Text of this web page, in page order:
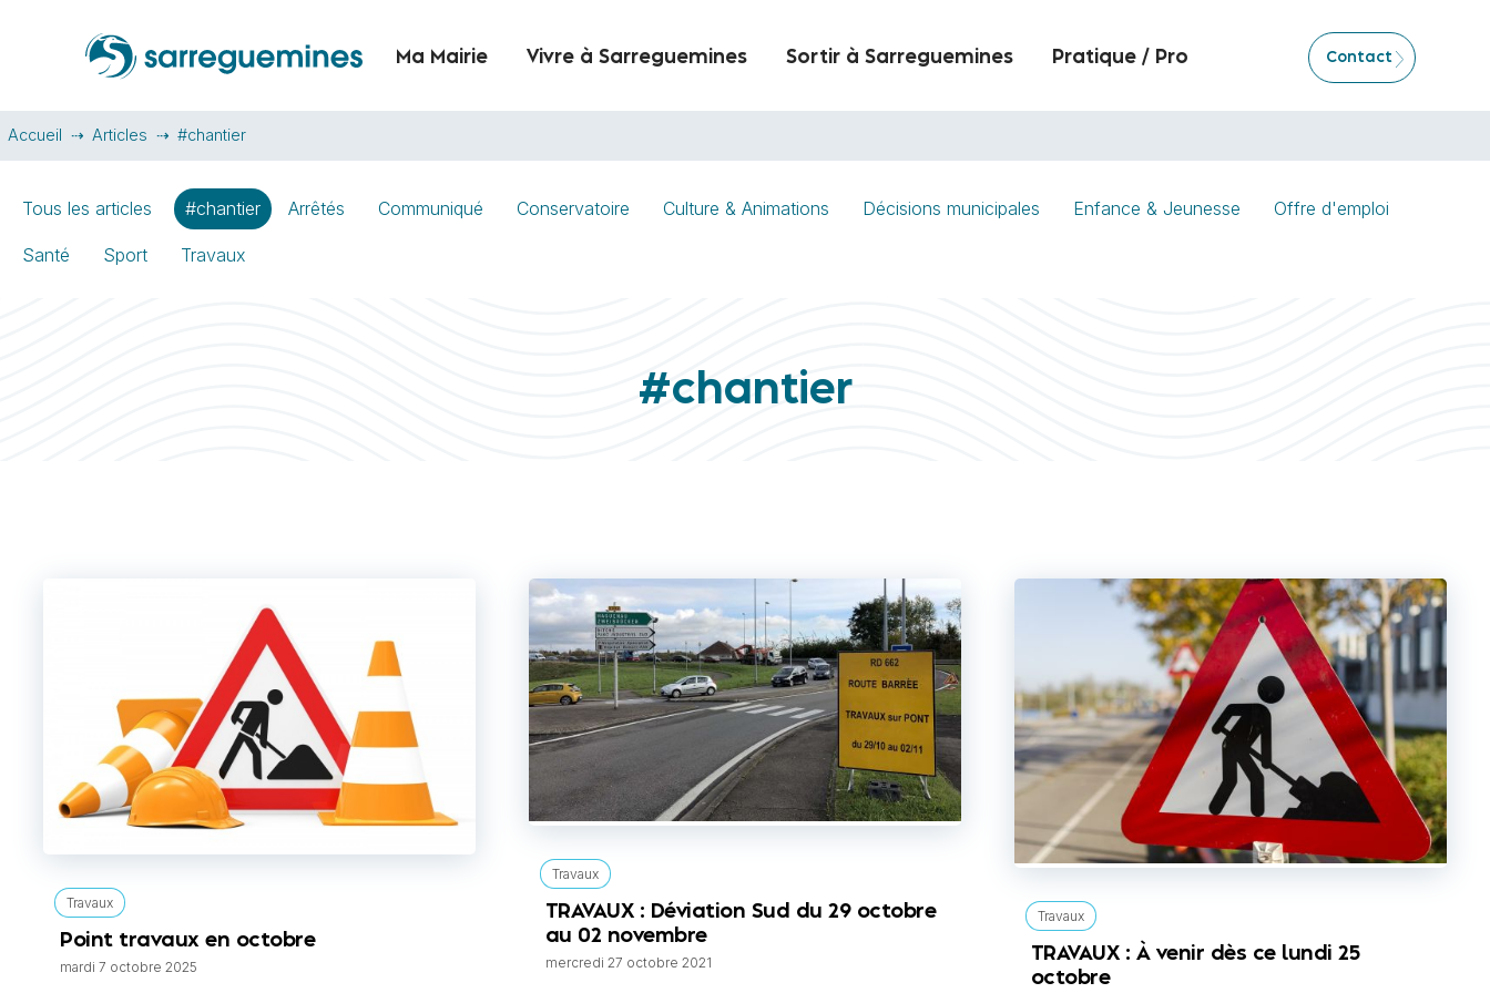
Ma Mairie Vivre à Sarreguemines Sortir à Sarreguemines Pratique / Pro Contact
Accueil Articles #chantier
Tous les articles #chantier Arrêtés Communiqué Conservatoire Culture & Animations Décisions municipales Enfance & Jeunesse Offre d'emploi
Santé Sport Travaux
#chantier
Travaux
Point travaux en octobre
mardi 7 octobre 2025
Travaux
TRAVAUX : Déviation Sud du 29 octobre
au 02 novembre
mercredi 27 octobre 2021
Travaux
TRAVAUX : À venir dès ce lundi 25
octobre